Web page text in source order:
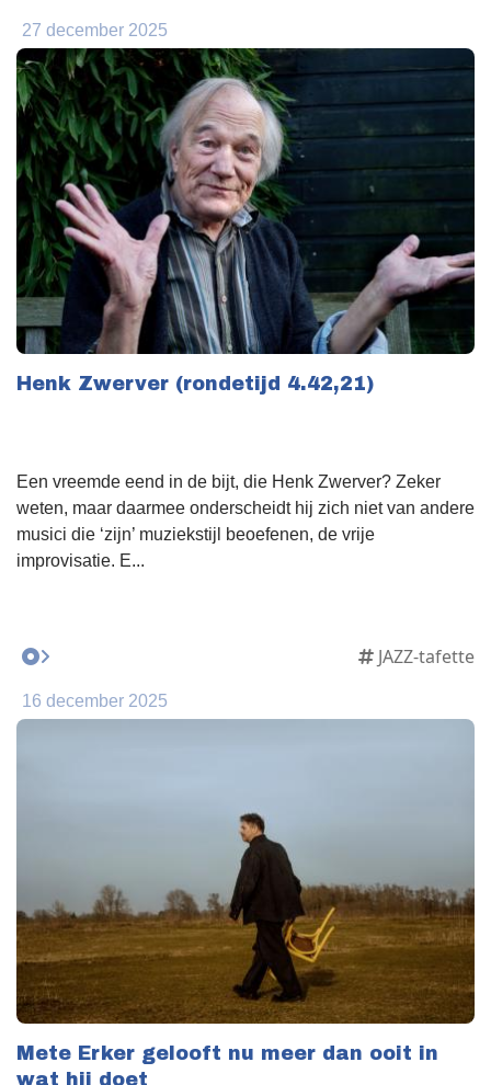
27 december 2025
Henk Zwerver (rondetijd 4.42,21)
Een vreemde eend in de bijt, die Henk Zwerver? Zeker
weten, maar daarmee onderscheidt hij zich niet van andere
musici die ‘zijn’ muziekstijl beoefenen, de vrije
improvisatie. E...
JAZZ-tafette
16 december 2025
Mete Erker gelooft nu meer dan ooit in
wat hij doet